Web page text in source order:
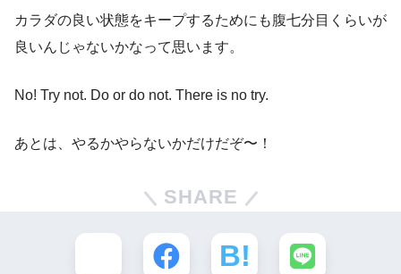
カラダの良い状態をキープするためにも腹七分目くらいが
良いんじゃないかなって思います。
No! Try not. Do or do not. There is no try.
あとは、やるかやらないかだけだぞ〜！
SHARE